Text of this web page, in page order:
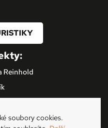
Reinhold
soubory cookies.